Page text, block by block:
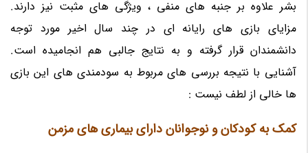
بشر علاوه بر جنبه های منفی ، ویژگی های مثبت نیز دارند.
مزایای بازی های رایانه ای در چند سال اخیر مورد توجه
دانشمندان قرار گرفته و به نتایج جالبی هم انجامیده است.
آشنایی با نتیجه بررسی های مربوط به سودمندی های این بازی
ها خالی از لطف نیست :
کمک به کودکان و نوجوانان دارای بیماری های مزمن